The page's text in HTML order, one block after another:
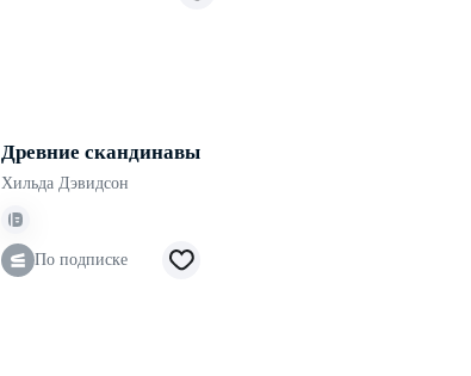
Древние скандинавы
Хильда Дэвидсон
По подписке